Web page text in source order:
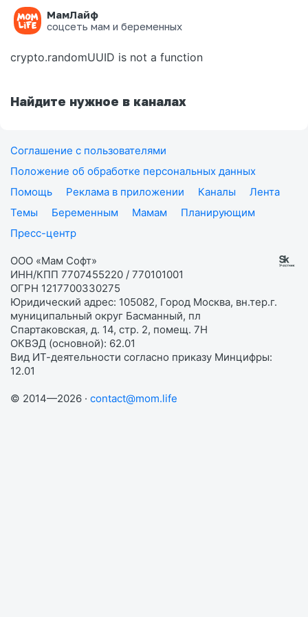
МамЛайф
соцсеть мам и беременных
Ошибка на странице
crypto.randomUUID is not a function
Найдите нужное в каналах
Соглашение с пользователями
Положение об обработке персональных данных
Помощь
Реклама в приложении Каналы
Лента
Темы
Беременным Мамам
Планирующим
Пресс-центр
ООО «Мам Софт»
ИНН/КПП 7707455220 / 770101001
ОГРН 1217700330275
Юридический адрес: 105082, Город Москва, вн.тер.г.
муниципальный округ Басманный, пл
Спартаковская, д. 14, стр. 2, помещ. 7Н
ОКВЭД (основной): 62.01
Вид ИТ-деятельности согласно приказу Минцифры:
12.01
© 2014—2026 · contact@mom.life